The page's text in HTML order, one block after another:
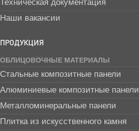
Техническая документация
Наши вакансии
ПРОДУКЦИЯ
ОБЛИЦОВОЧНЫЕ МАТЕРИАЛЫ
Стальные композитные панели
Алюминиевые композитные панели
Металломинеральные панели
Плитка из искусственного камня